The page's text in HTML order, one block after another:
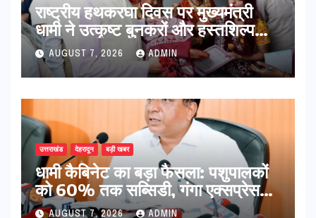
राष्ट्रीय हथकरघा दिवस पर मुख्यमंत्री
धामी ने उत्कृष्ट बुनकरों और हस्तशिल्प
कारीगरों को किया सम्मानित
AUGUST 7, 2026 ADMIN
उत्तराखंड देहरादून बड़ी खबर
​धामी कैबिनेट का बड़ा फैसला: पशुपालकों
को 60% तक सब्सिडी, गंगा एक्सप्रेसवे
का हरिद्वार तक होगा विस्तार
AUGUST 7, 2026 ADMIN